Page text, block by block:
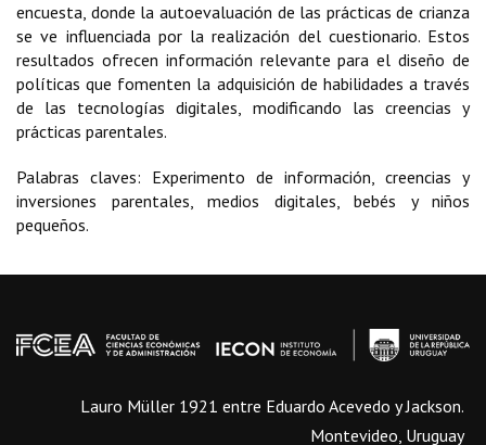
encuesta, donde la autoevaluación de las prácticas de crianza
se ve influenciada por la realización del cuestionario. Estos
resultados ofrecen información relevante para el diseño de
políticas que fomenten la adquisición de habilidades a través
de las tecnologías digitales, modificando las creencias y
prácticas parentales.
Palabras claves: Experimento de información, creencias y
inversiones parentales, medios digitales, bebés y niños
pequeños.
Lauro Müller 1921 entre Eduardo Acevedo y Jackson.
Montevideo, Uruguay